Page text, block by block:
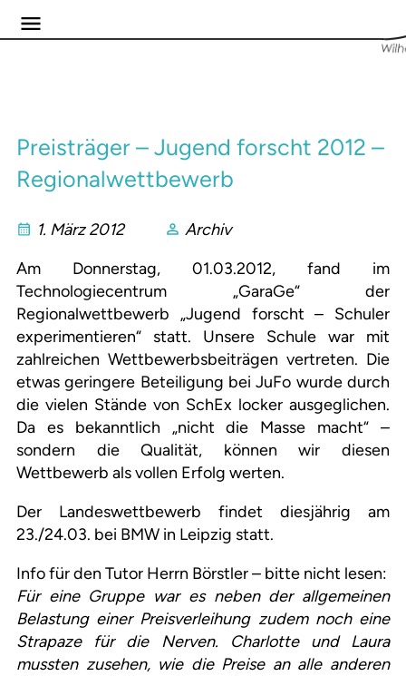
Preisträger – Jugend forscht 2012 –
Regionalwettbewerb
1. März 2012
Archiv
Am Donnerstag, 01.03.2012, fand im
Technologiecentrum „GaraGe“ der
Regionalwettbewerb „Jugend forscht – Schuler
experimentieren“ statt. Unsere Schule war mit
zahlreichen Wettbewerbsbeiträgen vertreten. Die
etwas geringere Beteiligung bei JuFo wurde durch
die vielen Stände von SchEx locker ausgeglichen.
Da es bekanntlich „nicht die Masse macht“ –
sondern die Qualität, können wir diesen
Wettbewerb als vollen Erfolg werten.
Der Landeswettbewerb findet diesjährig am
23./24.03. bei BMW in Leipzig statt.
Info für den Tutor Herrn Börstler – bitte nicht lesen:
Für eine Gruppe war es neben der allgemeinen
Belastung einer Preisverleihung zudem noch eine
Strapaze für die Nerven. Charlotte und Laura
mussten zusehen, wie die Preise an alle anderen